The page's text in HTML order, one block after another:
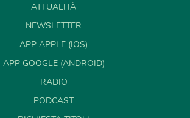
ATTUALITÀ
NEWSLETTER
APP APPLE (IOS)
APP GOOGLE (ANDROID)
RADIO
PODCAST